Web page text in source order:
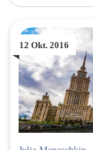
12 Okt. 2016